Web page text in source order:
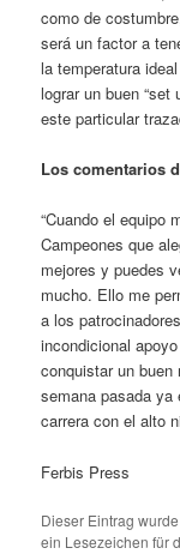
como de
será un factor a
la temperatura
lograr un buen “set
este particular
Los comentarios
“Cuando el equipo
Campeones que
mejores y puedes
mucho. Ello me
a los
incondicional
conquistar un
semana pasada
carrera con el alto
Ferbis Press
Dieser Eintrag
ein Lesezeichen für